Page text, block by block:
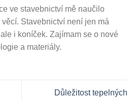
ve stavebnictví mě naučilo
věcí. Stavebnictví není jen má
i koníček. Zajímam se o nové
a materiály.
Důležitost tepelných